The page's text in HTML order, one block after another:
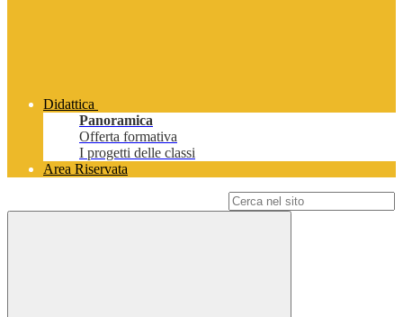
Didattica
Panoramica
Offerta formativa
I progetti delle classi
Area Riservata